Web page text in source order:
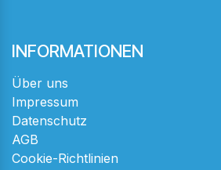
INFORMATIONEN
Über uns
Impressum
Datenschutz
AGB
Cookie-Richtlinien